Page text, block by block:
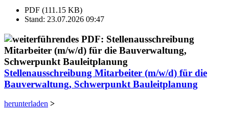
PDF (111.15 KB)
Stand: 23.07.2026 09:47
Stellenausschreibung Mitarbeiter (m/w/d) für die
Bauverwaltung, Schwerpunkt Bauleitplanung
herunterladen >